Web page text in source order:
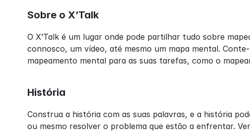
Sobre o X’Talk
O X’Talk é um lugar onde pode partilhar tudo sobre
connosco, um vídeo, até mesmo um mapa mental.
mapeamento mental para as suas tarefas, como o
História
Construa a história com as suas palavras, e a história
ou mesmo resolver o problema que estão a enfrentar.